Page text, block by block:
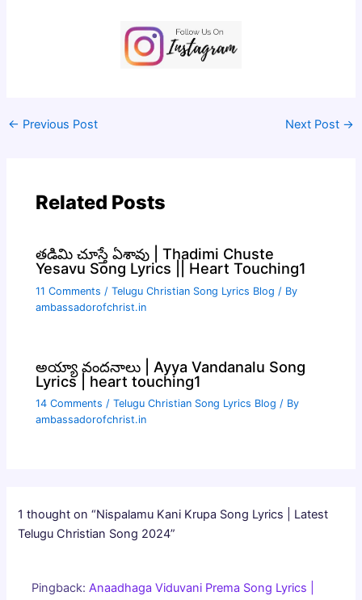
← Previous Post Next Post →
Related Posts
తడిమి చూస్తే ఏశావు | Thadimi Chuste
Yesavu Song Lyrics || Heart Touching1
11 Comments /Telugu Christian Song Lyrics Blog / By
ambassadorofchrist.in
అయ్యా వందనాలు | Ayya Vandanalu Song
Lyrics | heart touching1
14 Comments /Telugu Christian Song Lyrics Blog / By
ambassadorofchrist.in
1 thought on “Nispalamu Kani Krupa Song Lyrics | Latest
Telugu Christian Song 2024”
Pingback:Anaadhaga Viduvani Prema Song Lyrics |